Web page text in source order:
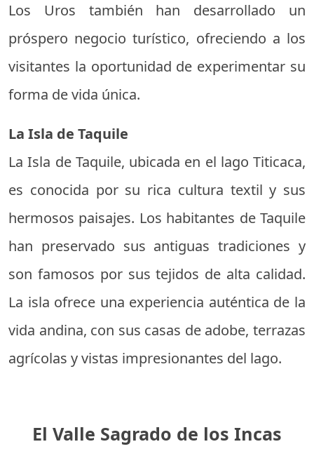
Los Uros también han desarrollado un
próspero negocio turístico, ofreciendo a los
visitantes la oportunidad de experimentar su
forma de vida única.
La Isla de Taquile
La Isla de Taquile, ubicada en el lago Titicaca,
es conocida por su rica cultura textil y sus
hermosos paisajes. Los habitantes de Taquile
han preservado sus antiguas tradiciones y
son famosos por sus tejidos de alta calidad.
La isla ofrece una experiencia auténtica de la
vida andina, con sus casas de adobe, terrazas
agrícolas y vistas impresionantes del lago.
El Valle Sagrado de los Incas